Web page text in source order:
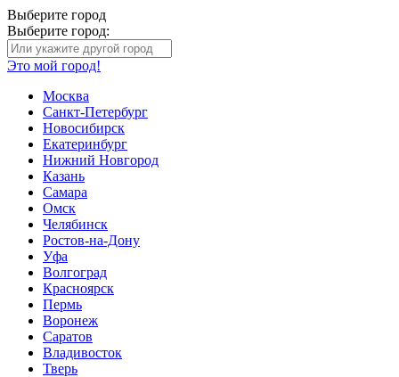
Выберите город
Выберите город:
Это мой город!
Москва
Санкт-Петербург
Новосибирск
Екатеринбург
Нижний Новгород
Казань
Самара
Омск
Челябинск
Ростов-на-Дону
Уфа
Волгоград
Красноярск
Пермь
Воронеж
Саратов
Владивосток
Тверь